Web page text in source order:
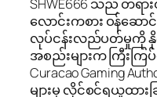
SHWE666 သည် တရာ
လောင်းကစား ဝန်ဆေ
လုပ်ငန်းလည်ပတ်မှုကို
အစည်းများက ကြီးကြပ်
Curacao Gaming
များမှ လိုင်စင်ရယူထား